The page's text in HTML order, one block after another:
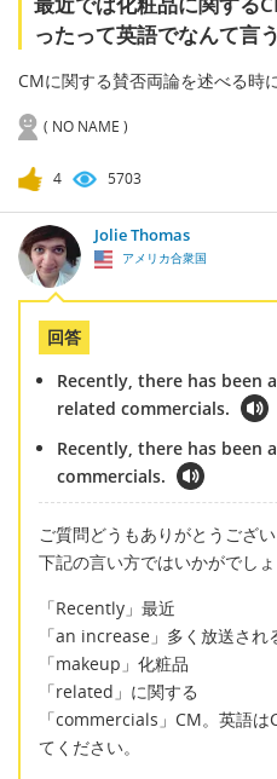
ったって英語でなんて言
CMに関する賛否両論を述べる時
( NO NAME )
4 5703
Jolie Thomas
アメリカ合衆国
回答
Recently, there has been
related commercials.
Recently, there has been
commercials.
ご質問どうもありがとうござい
下記の言い方ではいかがでしょ
「Recently」最近
「an increase」多く放送され
「makeup」化粧品
「related」に関する
「commercials」CM。英語
てください。